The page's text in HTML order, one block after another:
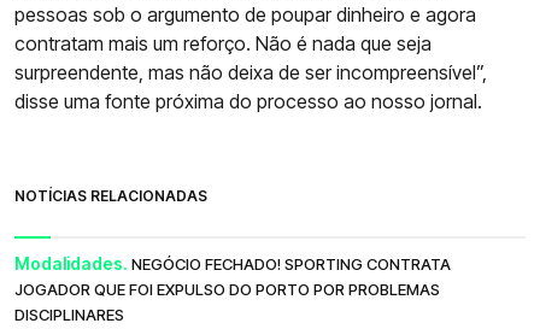
pessoas sob o argumento de poupar dinheiro e agora
contratam mais um reforço. Não é nada que seja
surpreendente, mas não deixa de ser incompreensível”,
disse uma fonte próxima do processo ao nosso jornal.
NOTÍCIAS RELACIONADAS
Modalidades. NEGÓCIO FECHADO! SPORTING CONTRATA
JOGADOR QUE FOI EXPULSO DO PORTO POR PROBLEMAS
DISCIPLINARES